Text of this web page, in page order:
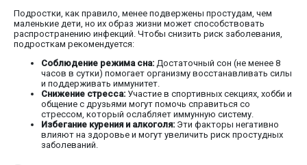
Подростки, как правило, менее подвержены простудам, чем
маленькие дети, но их образ жизни может способствовать
распространению инфекций. Чтобы снизить риск заболевания,
подросткам рекомендуется:
Соблюдение режима сна: Достаточный сон (не менее 8
часов в сутки) помогает организму восстанавливать силы
и поддерживать иммунитет.
Снижение стресса: Участие в спортивных секциях, хобби и
общение с друзьями могут помочь справиться со
стрессом, который ослабляет иммунную систему.
Избегание курения и алкоголя: Эти факторы негативно
влияют на здоровье и могут увеличить риск простудных
заболеваний.